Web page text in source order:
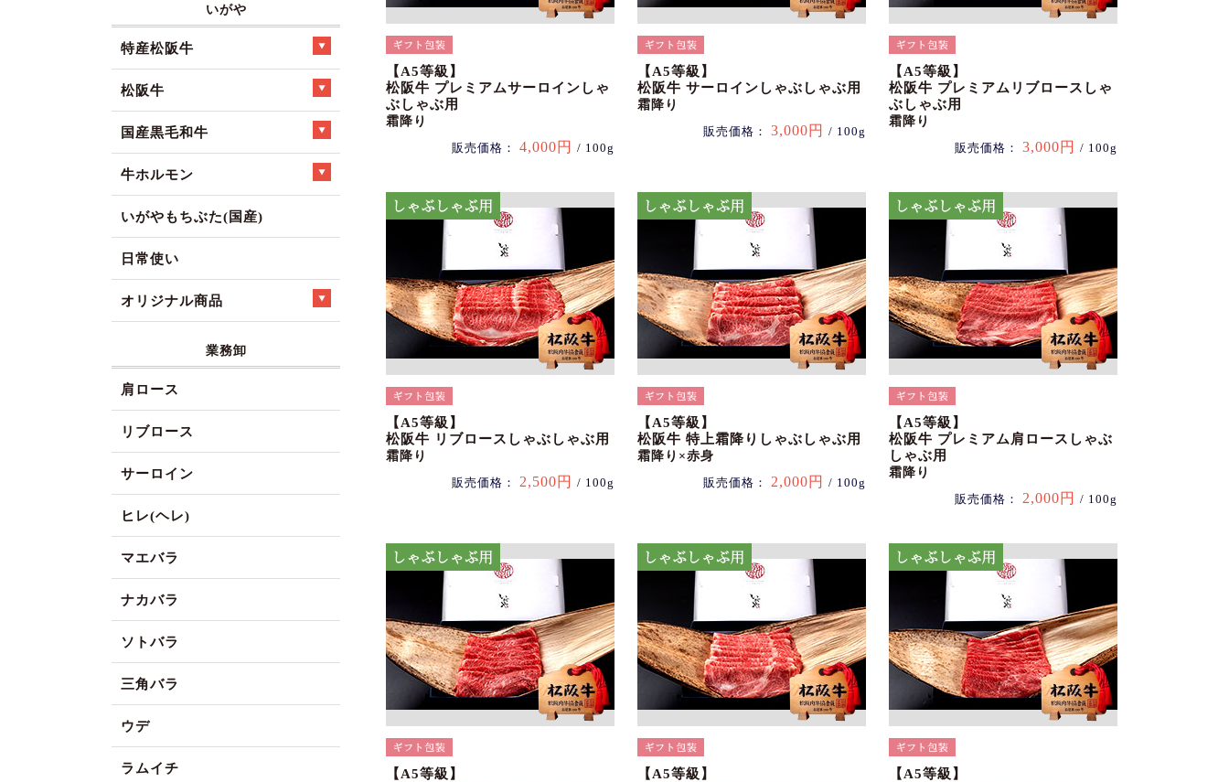
【A5等級】
松阪牛 プレミアムサーロインしゃ
ぶしゃぶ用
霜降り
販売価格： 4,000円 / 100g
【A5等級】
松阪牛 サーロインしゃぶしゃぶ用
霜降り
販売価格： 3,000円 / 100g
【A5等級】
松阪牛 プレミアムリブロースしゃ
ぶしゃぶ用
霜降り
販売価格： 3,000円 / 100g
【A5等級】
松阪牛 リブロースしゃぶしゃぶ用
霜降り
販売価格： 2,500円 / 100g
【A5等級】
松阪牛 特上霜降りしゃぶしゃぶ用
霜降り×赤身
販売価格： 2,000円 / 100g
【A5等級】
松阪牛 プレミアム肩ロースしゃぶ
しゃぶ用
霜降り
販売価格： 2,000円 / 100g
【A5等級】
【A5等級】
【A5等級】
いがや
特産松阪牛
松阪牛
国産黒毛和牛
牛ホルモン
いがやもちぶた(国産)
日常使い
オリジナル商品
業務卸
肩ロース
リブロース
サーロイン
ヒレ(ヘレ)
マエバラ
ナカバラ
ソトバラ
三角バラ
ウデ
ラムイチ